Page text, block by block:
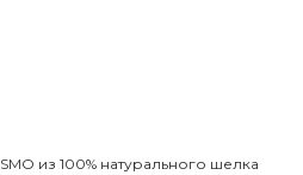
из 100% натурального шелка